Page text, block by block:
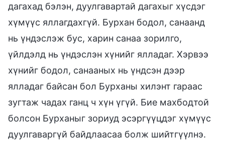
дагахад бэлэн, дуулгавартай дагахыг хүсдэг
хүмүүс яллагдахгүй. Бурхан бодол, санаанд
нь үндэслэж бус, харин санаа зорилго,
үйлдэлд нь үндэслэн хүнийг ялладаг. Хэрвээ
хүнийг бодол, санааных нь үндсэн дээр
ялладаг байсан бол Бурханы хилэнт гараас
зугтаж чадах ганц ч хүн үгүй. Бие махбодтой
болсон Бурханыг зориуд эсэргүүцдэг хүмүүс
дуулгаваргүй байдлаасаа болж шийтгүүлнэ.